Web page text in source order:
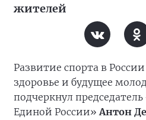
жителей
Развитие спорта в
здоровье и будущее
подчеркнул
Единой России»Антон